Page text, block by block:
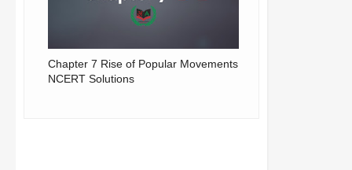
Chapter 7 Rise of Popular Movements
NCERT Solutions